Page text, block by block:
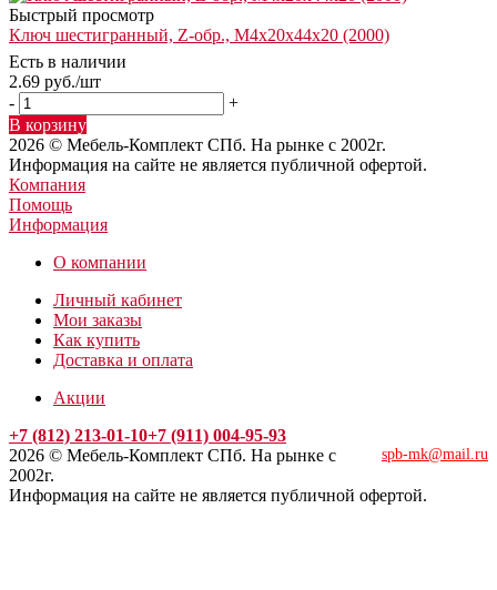
Быстрый просмотр
Ключ шестигранный, Z-обр., М4х20х44х20 (2000)
Есть в наличии
2.69 руб./шт
-
+
В корзину
2026 © Мебель-Комплект СПб. На рынке с 2002г.
Информация на сайте не является публичной офертой.
Компания
Помощь
Информация
О компании
Личный кабинет
Мои заказы
Как купить
Доставка и оплата
Акции
+7 (812) 213-01-10+7 (911) 004-95-93
spb-mk@mail.ru
2026 © Мебель-Комплект СПб. На рынке с
2002г.
Информация на сайте не является публичной офертой.